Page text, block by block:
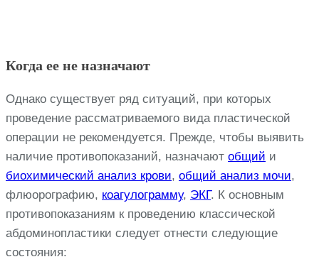
Когда ее не назначают
Однако существует ряд ситуаций, при которых
проведение рассматриваемого вида пластической
операции не рекомендуется. Прежде, чтобы выявить
наличие противопоказаний, назначают общий и
биохимический анализ крови, общий анализ мочи,
флюорографию, коагулограмму, ЭКГ. К основным
противопоказаниям к проведению классической
абдоминопластики следует отнести следующие
состояния: